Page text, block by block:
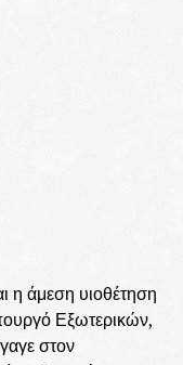
η άμεση υιοθέτηση
Εξωτερικών,
στον